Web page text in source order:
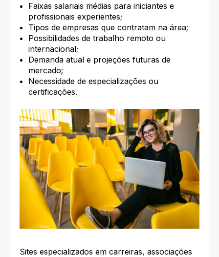
Faixas salariais médias para iniciantes e
profissionais experientes;
Tipos de empresas que contratam na área;
Possibilidades de trabalho remoto ou
internacional;
Demanda atual e projeções futuras de
mercado;
Necessidade de especializações ou
certificações.
Sites especializados em carreiras, associações